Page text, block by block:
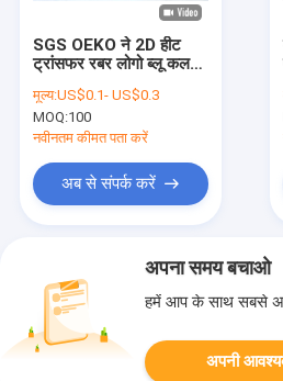
SGS OEKO ने 2D हीट
ट्रांसफर रबर लोगो ब्लू कलर
मूल्य:US$0.1- US$0.3
MOQ:100
नवीनतम कीमत पता करें
अब से संपर्क करें
अपना समय बचाओ
हमें आप के साथ सबसे
अपनी